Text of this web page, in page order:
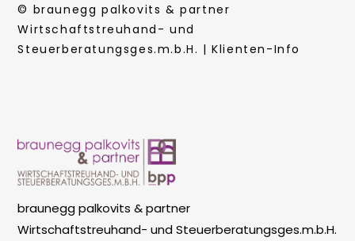
© braunegg palkovits & partner
Wirtschaftstreuhand- und
Steuerberatungsges.m.b.H. | Klienten-Info
braunegg palkovits & partner
Wirtschaftstreuhand- und Steuerberatungsges.m.b.H.